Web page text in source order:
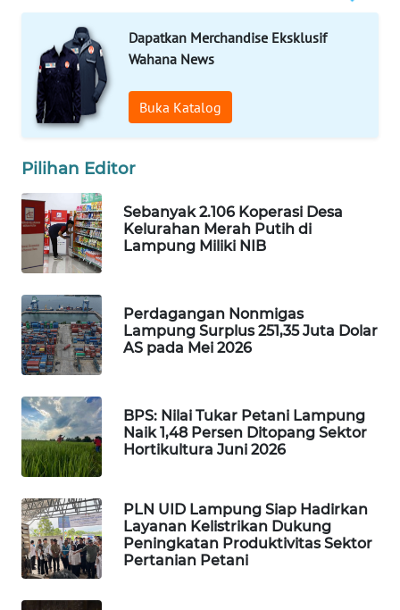
Dapatkan Merchandise Eksklusif
Wahana News
Buka Katalog
Pilihan Editor
Sebanyak 2.106 Koperasi Desa
Kelurahan Merah Putih di
Lampung Miliki NIB
Perdagangan Nonmigas
Lampung Surplus 251,35 Juta Dolar
AS pada Mei 2026
BPS: Nilai Tukar Petani Lampung
Naik 1,48 Persen Ditopang Sektor
Hortikultura Juni 2026
PLN UID Lampung Siap Hadirkan
Layanan Kelistrikan Dukung
Peningkatan Produktivitas Sektor
Pertanian Petani
WAHANANEWS
NET
WAHANA
SPORT
WAHANA
WAHANA
SELEB
WAHANA
PERSONA
WAHANA
WAHANA
HEALTH
WAHANA
DESA
WISATA
LAPAK
WAHANA